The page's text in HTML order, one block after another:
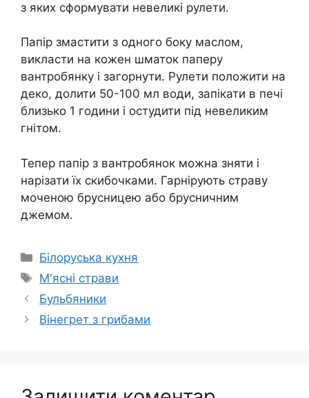
з яких сформувати невеликі рулети.
Папір змастити з одного боку маслом,
викласти на кожен шматок паперу
вантробянку і загорнути. Рулети положити на
деко, долити 50-100 мл води, запікати в печі
близько 1 години і остудити під невеликим
гнітом.
Тепер папір з вантробянок можна зняти і
нарізати їх скибочками. Гарнірують страву
моченою брусницею або брусничним
джемом.
Категорії
Білоруська кухня
Позначки
М'ясні страви
Бульбяники
Вінегрет з грибами